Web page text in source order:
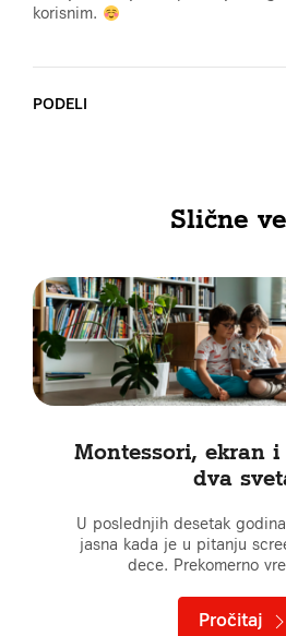
korisnim.
PODELI
Slične
Montessori, ekran i
dva
U poslednjih desetak
jasna kada je u pitanju
dece. Prekomerno
Pročitaj